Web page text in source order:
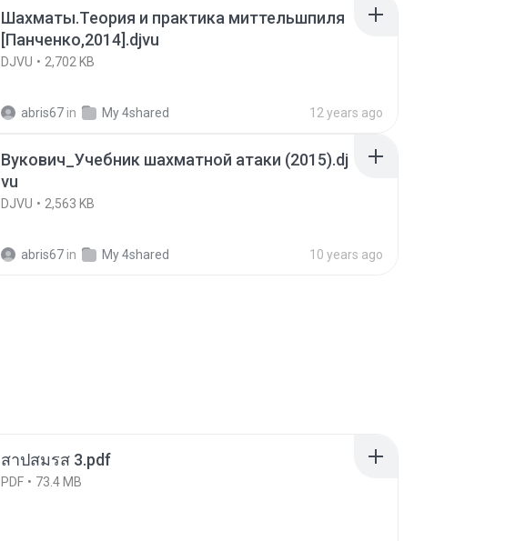
Шахматы.Теория и практика миттельшпиля
[Панченко,2014].djvu
DJVU 2,702 KB
abris67 in My 4shared 12 years ago
Вукович_Учебник шахматной атаки (2015).dj
vu
DJVU 2,563 KB
abris67 in My 4shared 10 years ago
สาปสมรส 3.pdf
PDF 73.4 MB